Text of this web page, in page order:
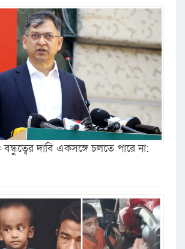
বন্ধুত্বের দাবি একসঙ্গে চলতে পারে না: